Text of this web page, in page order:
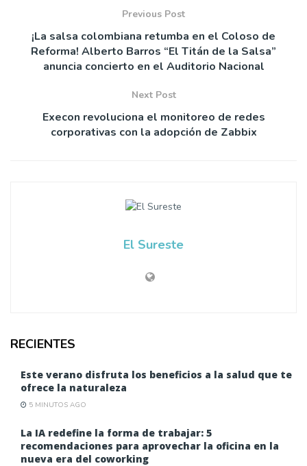
Previous Post
¡La salsa colombiana retumba en el Coloso de
Reforma! Alberto Barros “El Titán de la Salsa”
anuncia concierto en el Auditorio Nacional
Next Post
Execon revoluciona el monitoreo de redes
corporativas con la adopción de Zabbix
El Sureste
RECIENTES
Este verano disfruta los beneficios a la salud que te
ofrece la naturaleza
5 MINUTOS AGO
La IA redefine la forma de trabajar: 5
recomendaciones para aprovechar la oficina en la
nueva era del coworking